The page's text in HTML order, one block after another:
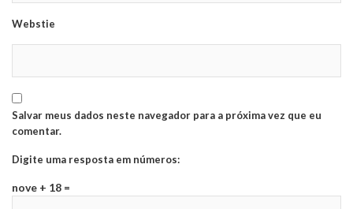
Webstie
Salvar meus dados neste navegador para a próxima vez que eu
comentar.
Digite uma resposta em números:
nove + 18 =